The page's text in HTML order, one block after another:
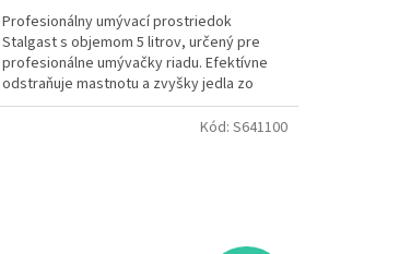
Profesionálny umývací prostriedok
Stalgast s objemom 5 litrov, určený pre
profesionálne umývačky riadu. Efektívne
odstraňuje mastnotu a zvyšky jedla zo
všetkých druhov riadu a...
Kód: S641100